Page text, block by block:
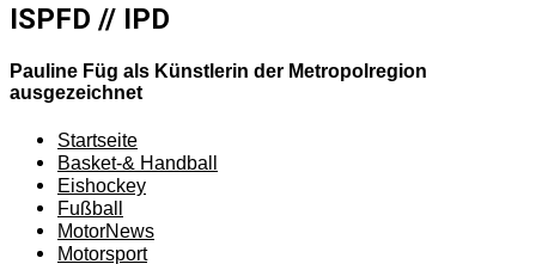
ISPFD // IPD
Pauline Füg als Künstlerin der Metropolregion
ausgezeichnet
Startseite
Basket-& Handball
Eishockey
Fußball
MotorNews
Motorsport